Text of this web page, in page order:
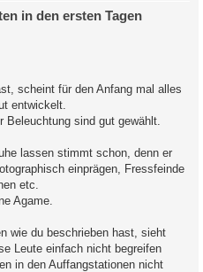
in den ersten Tagen
scheint für den Anfang mal alles
entwickelt.
Beleuchtung sind gut gewählt.
lassen stimmt schon, denn er
einprägen, Fressfeinde
etc.
Agame.
wie du beschrieben hast, sieht
Leute einfach nicht begreifen
in den Auffangstationen nicht